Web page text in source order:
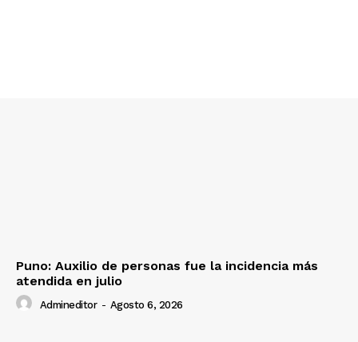
Puno: Auxilio de personas fue la incidencia más
atendida en julio
Admineditor - Agosto 6, 2026